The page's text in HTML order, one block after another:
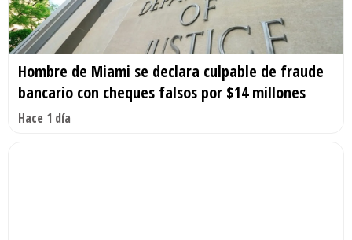
Hombre de Miami se declara culpable de fraude
bancario con cheques falsos por $14 millones
Hace 1 día